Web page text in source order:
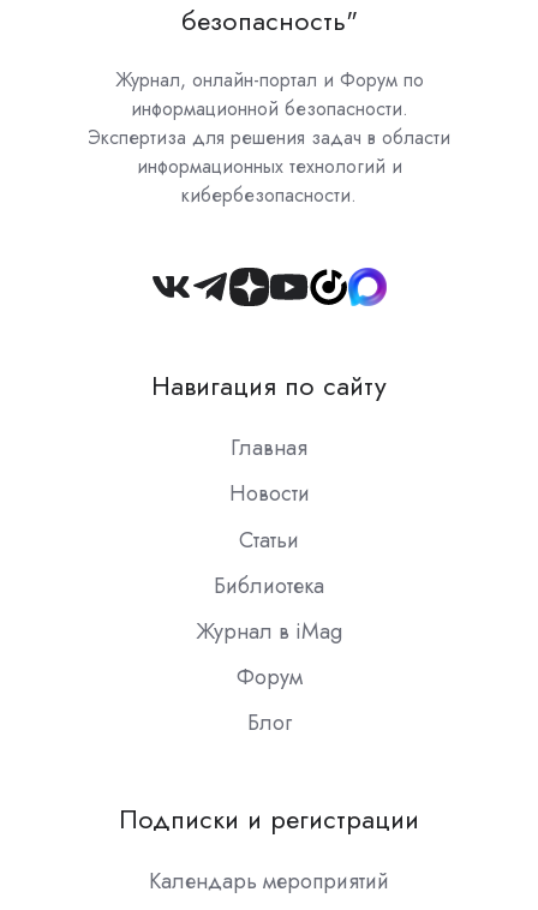
безопасность"
Журнал, онлайн-портал и Форум по
информационной безопасности.
Экспертиза для решения задач в области
информационных технологий и
кибербезопасности.
Join
Slack
Навигация по сайту
Главная
Новости
Статьи
Библиотека
Журнал в iMag
Форум
Блог
Подписки и регистрации
Календарь мероприятий